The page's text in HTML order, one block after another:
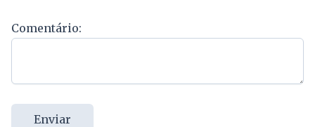
Comentário:
Enviar